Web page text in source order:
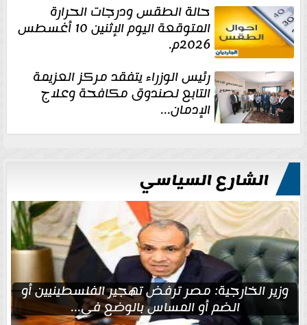
حالة الطقس ودرجات الحرارة
المتوقعة اليوم الإثنين 10 أغسطس
2026م.
رئيس الوزراء يتفقد مركز العزيمة
التابع لصندوق مكافحة وعلاج
الإدمان...
الشارع السياسي
وزير الخارجية: مصر ترفض تهجير الفلسطينيين أو
الضم أو المساس بالوضع في...